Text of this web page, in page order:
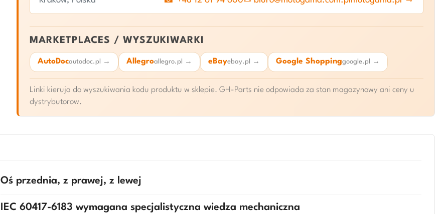
MARKETPLACES / WYSZUKIWARKI
AutoDocautodoc.pl → Allegroallegro.pl → eBayebay.pl → Google Shoppinggoogle.pl →
Linki kieruja do wyszukiwania kodu produktu w sklepie. GH-Parts nie odpowiada za stan magazynowy ani ceny u
dystrybutorow.
Oś przednia, z prawej, z lewej
IEC 60417-6183 wymagana specjalistyczna wiedza mechaniczna